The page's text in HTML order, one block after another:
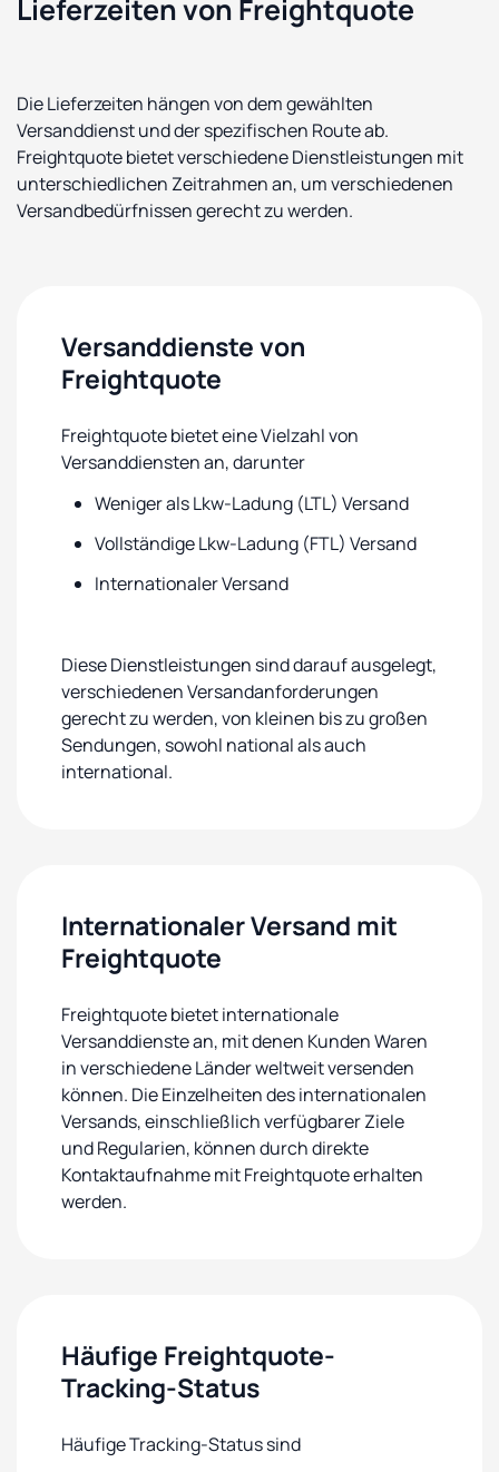
Lieferzeiten von Freightquote
Die Lieferzeiten hängen von dem gewählten
Versanddienst und der spezifischen Route ab.
Freightquote bietet verschiedene Dienstleistungen mit
unterschiedlichen Zeitrahmen an, um verschiedenen
Versandbedürfnissen gerecht zu werden.
Versanddienste von
Freightquote
Freightquote bietet eine Vielzahl von
Versanddiensten an, darunter
Weniger als Lkw-Ladung (LTL) Versand
Vollständige Lkw-Ladung (FTL) Versand
Internationaler Versand
Diese Dienstleistungen sind darauf ausgelegt,
verschiedenen Versandanforderungen
gerecht zu werden, von kleinen bis zu großen
Sendungen, sowohl national als auch
international.
Internationaler Versand mit
Freightquote
Freightquote bietet internationale
Versanddienste an, mit denen Kunden Waren
in verschiedene Länder weltweit versenden
können. Die Einzelheiten des internationalen
Versands, einschließlich verfügbarer Ziele
und Regularien, können durch direkte
Kontaktaufnahme mit Freightquote erhalten
werden.
Häufige Freightquote-
Tracking-Status
Häufige Tracking-Status sind